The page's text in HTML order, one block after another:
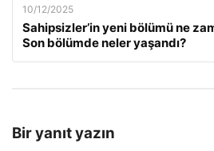
10/12/2025
Sahipsizler’in yeni bölümü ne
Son bölümde neler yaşandı?
Bir yanıt yazın